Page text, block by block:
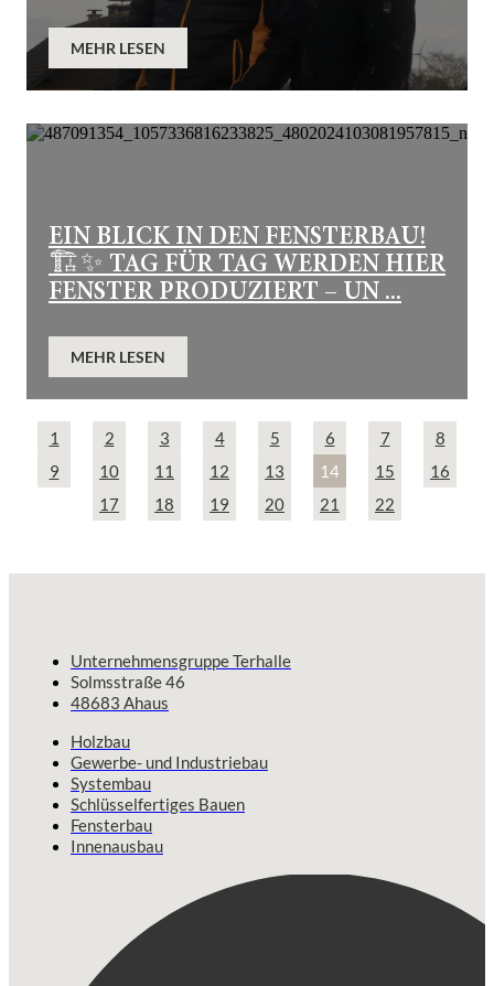
MEHR LESEN
EIN BLICK IN DEN FENSTERBAU!
🏗✨ TAG FÜR TAG WERDEN HIER
FENSTER PRODUZIERT – UN ...
MEHR LESEN
1 2 3 4 5 6 7
8
9
10 11 12 13 14 15
16
17
18 19 20 21 22
Unternehmensgruppe Terhalle
Solmsstraße 46
48683 Ahaus
Holzbau
Gewerbe- und Industriebau
Systembau
Schlüsselfertiges Bauen
Fensterbau
Innenausbau